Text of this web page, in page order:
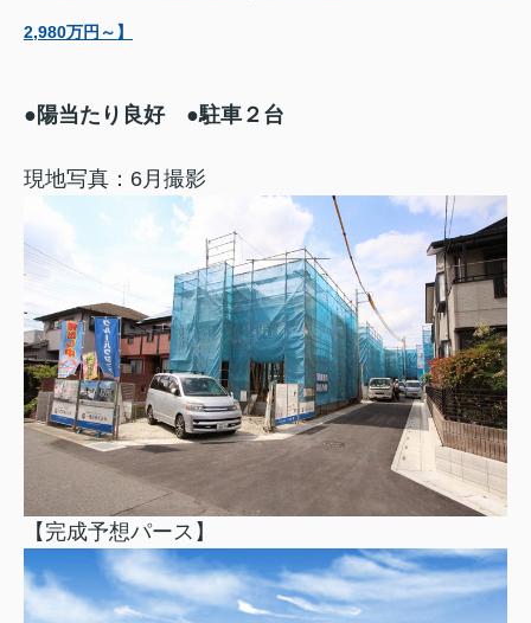
2,980万円～】
●陽当たり良好 ●駐車２台
現地写真：6月撮影
【完成予想パース】